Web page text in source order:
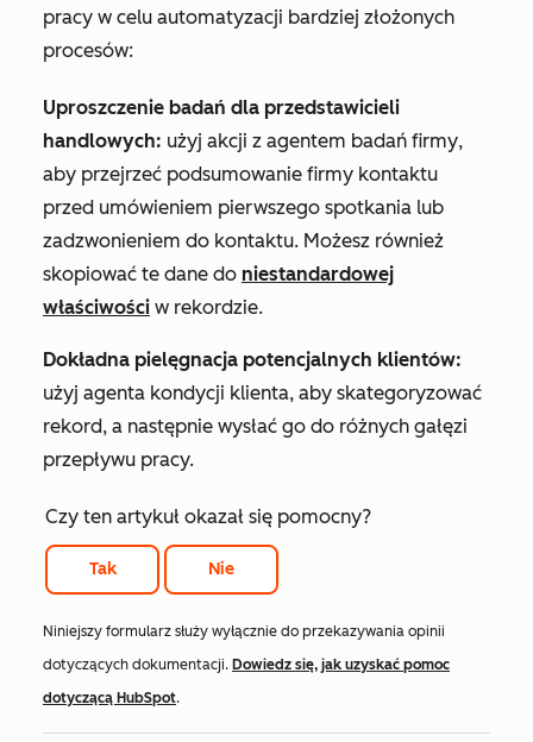
pracy w celu automatyzacji bardziej złożonych
procesów:
Uproszczenie badań dla przedstawicieli
handlowych: użyj akcji z agentem badań firmy,
aby przejrzeć podsumowanie firmy kontaktu
przed umówieniem pierwszego spotkania lub
zadzwonieniem do kontaktu. Możesz również
skopiować te dane do niestandardowej
właściwości w rekordzie.
Dokładna pielęgnacja potencjalnych klientów:
użyj agenta kondycji klienta, aby skategoryzować
rekord, a następnie wysłać go do różnych gałęzi
przepływu pracy.
Czy ten artykuł okazał się pomocny?
Tak Nie
Niniejszy formularz służy wyłącznie do przekazywania opinii
dotyczących dokumentacji. Dowiedz się, jak uzyskać pomoc
dotyczącą HubSpot.